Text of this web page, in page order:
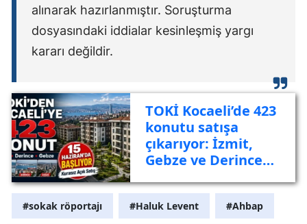
alınarak hazırlanmıştır. Soruşturma
dosyasındaki iddialar kesinleşmiş yargı
kararı değildir.
TOKİ Kocaeli’de 423
konutu satışa
çıkarıyor: İzmit,
Gebze ve Derince
#sokak röportajı #Haluk Levent #Ahbap